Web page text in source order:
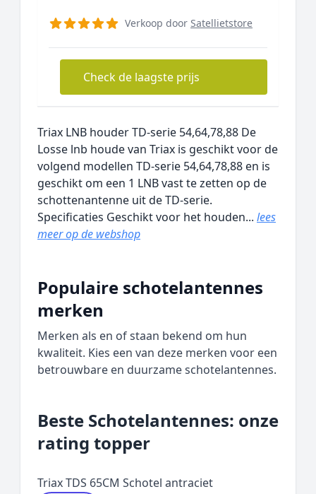
Verkoop door Satellietstore
Check de laagste prijs
Triax LNB houder TD-serie 54,64,78,88 De
Losse lnb houde van Triax is geschikt voor de
volgend modellen TD-serie 54,64,78,88 en is
geschikt om een 1 LNB vast te zetten op de
schottenantenne uit de TD-serie.
Specificaties Geschikt voor het houden... lees
meer op de webshop
Populaire schotelantennes
merken
Merken als en of staan bekend om hun
kwaliteit. Kies een van deze merken voor een
betrouwbare en duurzame schotelantennes.
Beste Schotelantennes: onze
rating topper
Triax TDS 65CM Schotel antraciet